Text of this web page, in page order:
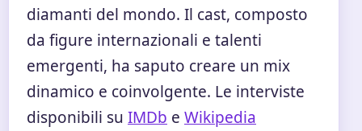
diamanti del mondo. Il cast, composto
da figure internazionali e talenti
emergenti, ha saputo creare un mix
dinamico e coinvolgente. Le interviste
disponibili su IMDb e Wikipedia